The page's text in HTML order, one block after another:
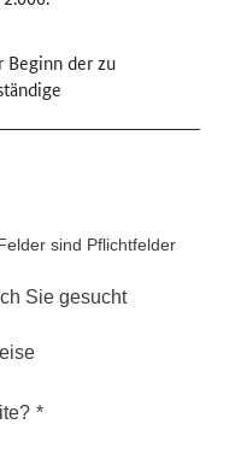
Beginn der zu